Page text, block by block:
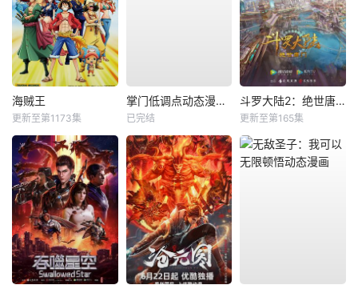
海贼王
更新至第1173集
掌门低调点动态漫画第2季
已完结
斗罗大陆2：绝世唐门
更新至第165集